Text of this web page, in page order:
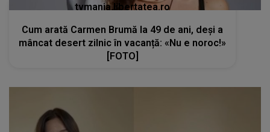
tvmania.libertatea.ro
Cum arată Carmen Brumă la 49 de ani, deși a
mâncat desert zilnic în vacanță: «Nu e noroc!»
[FOTO]